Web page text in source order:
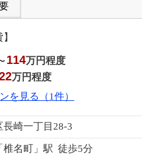
114万円程度
万円程度
を見る（1件）
崎一丁目28-3
椎名町」駅 徒歩5分